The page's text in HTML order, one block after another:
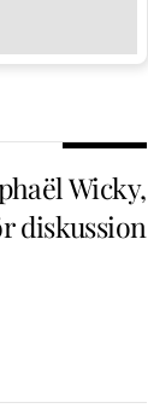
Wicky,
diskussion